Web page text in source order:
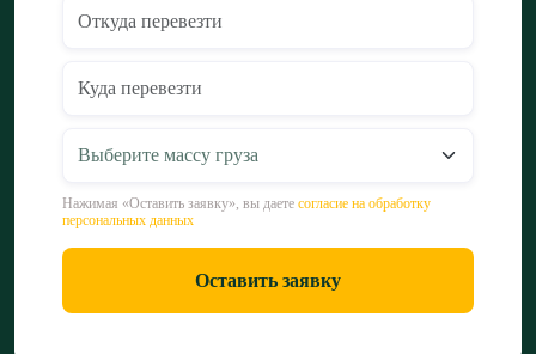
Нажимая «Оставить заявку», вы даете согласие на обработку
персональных данных
Оставить заявку